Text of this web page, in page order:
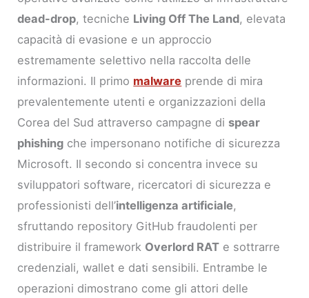
dead-drop, tecniche Living Off The Land, elevata
capacità di evasione e un approccio
estremamente selettivo nella raccolta delle
informazioni. Il primo malware prende di mira
prevalentemente utenti e organizzazioni della
Corea del Sud attraverso campagne di spear
phishing che impersonano notifiche di sicurezza
Microsoft. Il secondo si concentra invece su
sviluppatori software, ricercatori di sicurezza e
professionisti dell’intelligenza artificiale,
sfruttando repository GitHub fraudolenti per
distribuire il framework Overlord RAT e sottrarre
credenziali, wallet e dati sensibili. Entrambe le
operazioni dimostrano come gli attori delle